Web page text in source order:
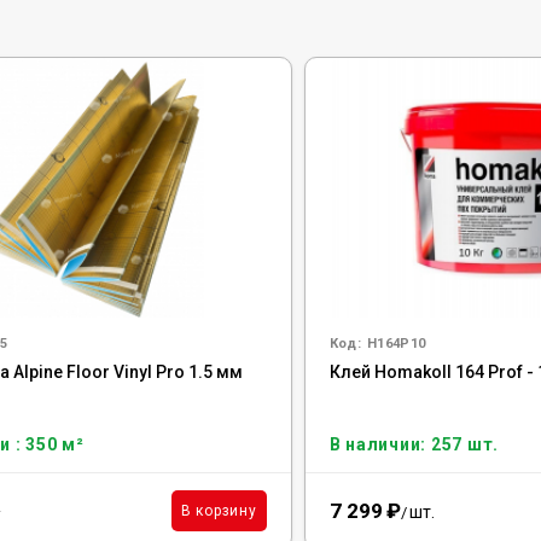
Alpine Floor Vinyl Pro 1.5 мм
: 350 м²
В корзину
Код: H164P10
Клей Homakoll 164 Prof -
В наличии: 257 шт.
7 299 ₽/шт.